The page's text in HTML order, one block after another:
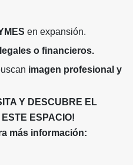
en expansión.
o financieros.
imagen profesional y
Y DESCUBRE EL
ESPACIO!
más información: